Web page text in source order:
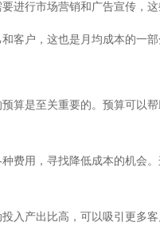
进行市场营销和广告宣传，这
客户，这也是月均成本的一部
算是至关重要的。预算可以
费用，寻找降低成本的机会
入产出比高，可以吸引更多